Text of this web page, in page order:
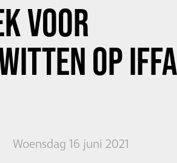
VOOR
OP IFFA
Woensdag 16 juni 2021